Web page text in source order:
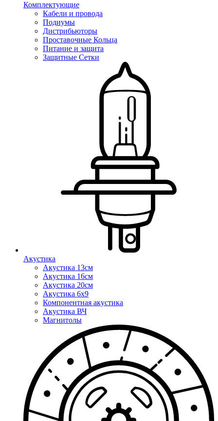
Комплектующие
Кабели и провода
Подиумы
Дистрибьюторы
Проставочные Кольца
Питание и защита
Защитные Сетки
Акустика
Акустика 13см
Акустика 16см
Акустика 20см
Акустика 6x9
Компонентная акустика
Акустика ВЧ
Магнитолы